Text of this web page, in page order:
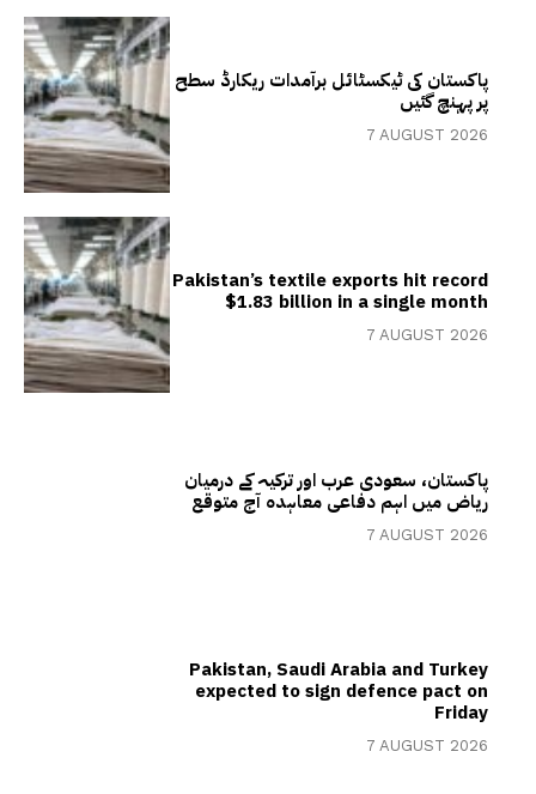
پاکستان کی ٹیکسٹائل برآمدات ریکارڈ سطح
پر پہنچ گئیں
7 AUGUST 2026
Pakistan’s textile exports hit record
$1.83 billion in a single month
7 AUGUST 2026
پاکستان، سعودی عرب اور ترکیہ کے درمیان
ریاض میں اہم دفاعی معاہدہ آج متوقع
7 AUGUST 2026
Pakistan, Saudi Arabia and Turkey
expected to sign defence pact on
Friday
7 AUGUST 2026